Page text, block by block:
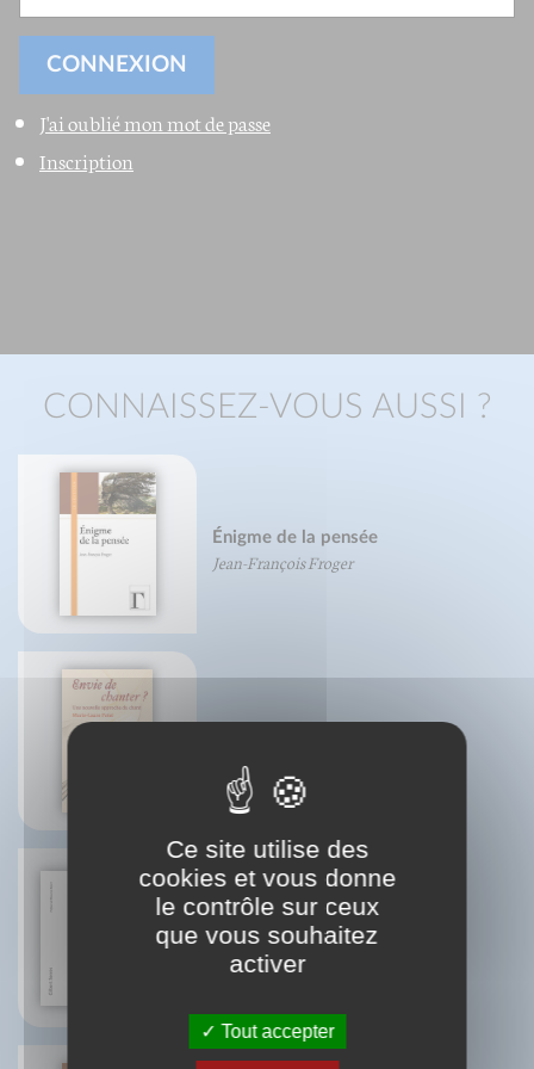
J'ai oublié mon mot de passe
Inscription
CONNAISSEZ-VOUS AUSSI ?
Énigme de la pensée
Jean-François Froger
Grands portés de pas de deux
Gilbert Serres
Ce site utilise des
cookies et vous donne
le contrôle sur ceux
que vous souhaitez
activer
Tout accepter